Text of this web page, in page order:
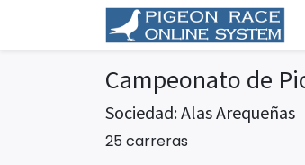
Campeonato de
Sociedad: Alas Arequeñas
25 carreras